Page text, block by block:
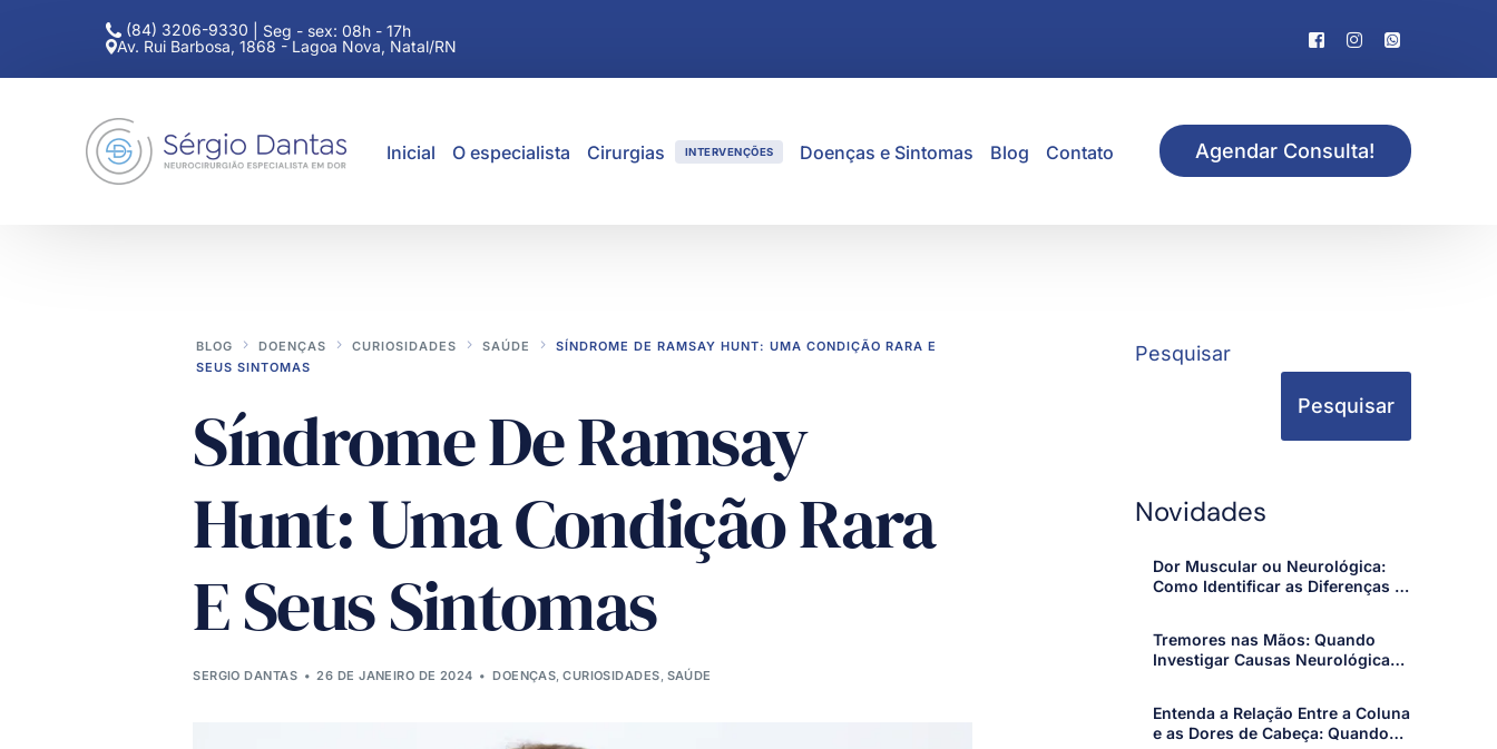
(84) 3206-9330
Seg - sex: 08h - 17h
Av. Rui Barbosa, 1868 - Lagoa Nova, Natal/RN
Inicial O especialista Cirurgias INTERVENÇÕES Doenças e Sintomas Blog Contato Agendar Consulta!
BLOG DOENÇAS CURIOSIDADES SAÚDE
SÍNDROME DE RAMSAY HUNT: UMA CONDIÇÃO RARA E
SEUS SINTOMAS
Síndrome De Ramsay
Hunt: Uma Condição Rara
E Seus Sintomas
SERGIO DANTAS 26 DE JANEIRO DE 2024 DOENÇAS ,CURIOSIDADES SAÚDE
Pesquisar
Pesquisar
Novidades
Dor Muscular ou Neurológica:
Como Identificar as Diferenças e
Tremores nas Mãos: Quando
Investigar Causas Neurológicas
Entenda a Relação Entre a Coluna
e as Dores de Cabeça: Quando